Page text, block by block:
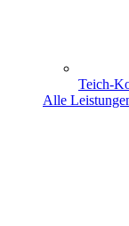
Teich-
Alle